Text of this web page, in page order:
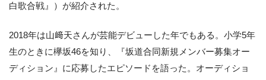
白歌合戦』）が紹介された。
2018年は山﨑天さんが芸能デビューした年でもある。小学5年
生のときに欅坂46を知り、『坂道合同新規メンバー募集オー
ディション』に応募したエピソードを語った。オーディショ